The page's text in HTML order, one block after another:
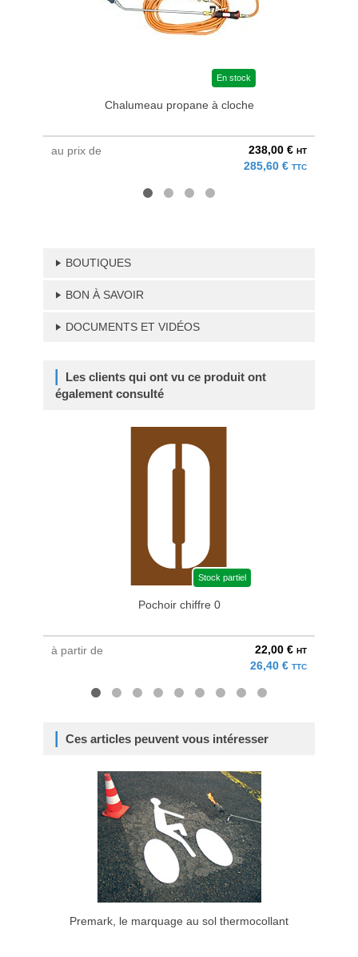
En stock
Chalumeau propane à cloche
au prix de 238,00 € HT
285,60 € TTC
BOUTIQUES
BON À SAVOIR
DOCUMENTS ET VIDÉOS
Les clients qui ont vu ce produit ont
également consulté
Stock partiel
Pochoir chiffre 0
à partir de 22,00 € HT
26,40 € TTC
Ces articles peuvent vous intéresser
Premark, le marquage au sol thermocollant